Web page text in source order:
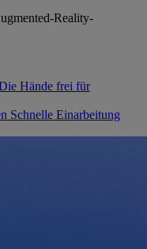
Reality-
Hände frei für
Schnelle Einarbeitung